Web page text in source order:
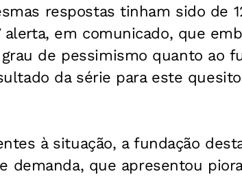
respostas tinham sido de
alerta, em comunicado, que
de pessimismo quanto ao
da série para este
à situação, a fundação
demanda, que apresentou